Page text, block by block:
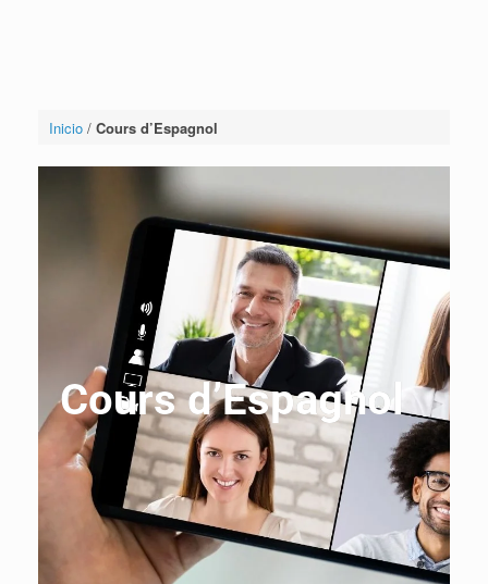
Inicio/ Cours d’Espagnol
Cours d’Espagnol